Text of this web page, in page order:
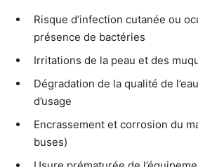
Risque d’infection cutanée ou
présence de bactéries
Irritations de la peau et des
Dégradation de la qualité de
d’usage
Encrassement et corrosion du
buses)